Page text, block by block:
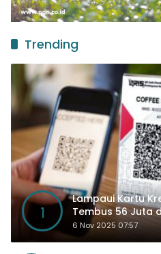
Trending
1
Lampaui Kartu
Tembus 56 Juta
Kancah Global
6 Nov 2025 07:57